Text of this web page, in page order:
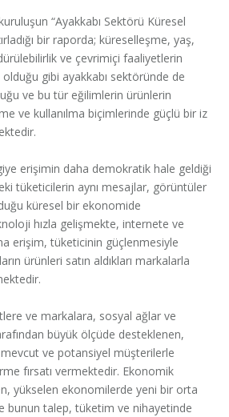
“Ayakkabı Sektörü Küresel
bir raporda; küreselleşme, yaş,
ve çevrimiçi faaliyetlerin
gibi ayakkabı sektöründe de
ve bu tür eğilimlerin ürünlerin
ve kullanılma biçimlerinde güçlü bir iz
erişimin daha demokratik hale geldiği
tüketicilerin aynı mesajlar, görüntüler
küresel bir ekonomide
hızla gelişmekte, internete ve
erişim, tüketicinin güçlenmesiyle
ürünleri satın aldıkları markalarla
ve markalara, sosyal ağlar ve
büyük ölçüde desteklenen,
ve potansiyel müşterilerle
fırsatı vermektedir. Ekonomik
yükselen ekonomilerde yeni bir orta
bunun talep, tüketim ve nihayetinde